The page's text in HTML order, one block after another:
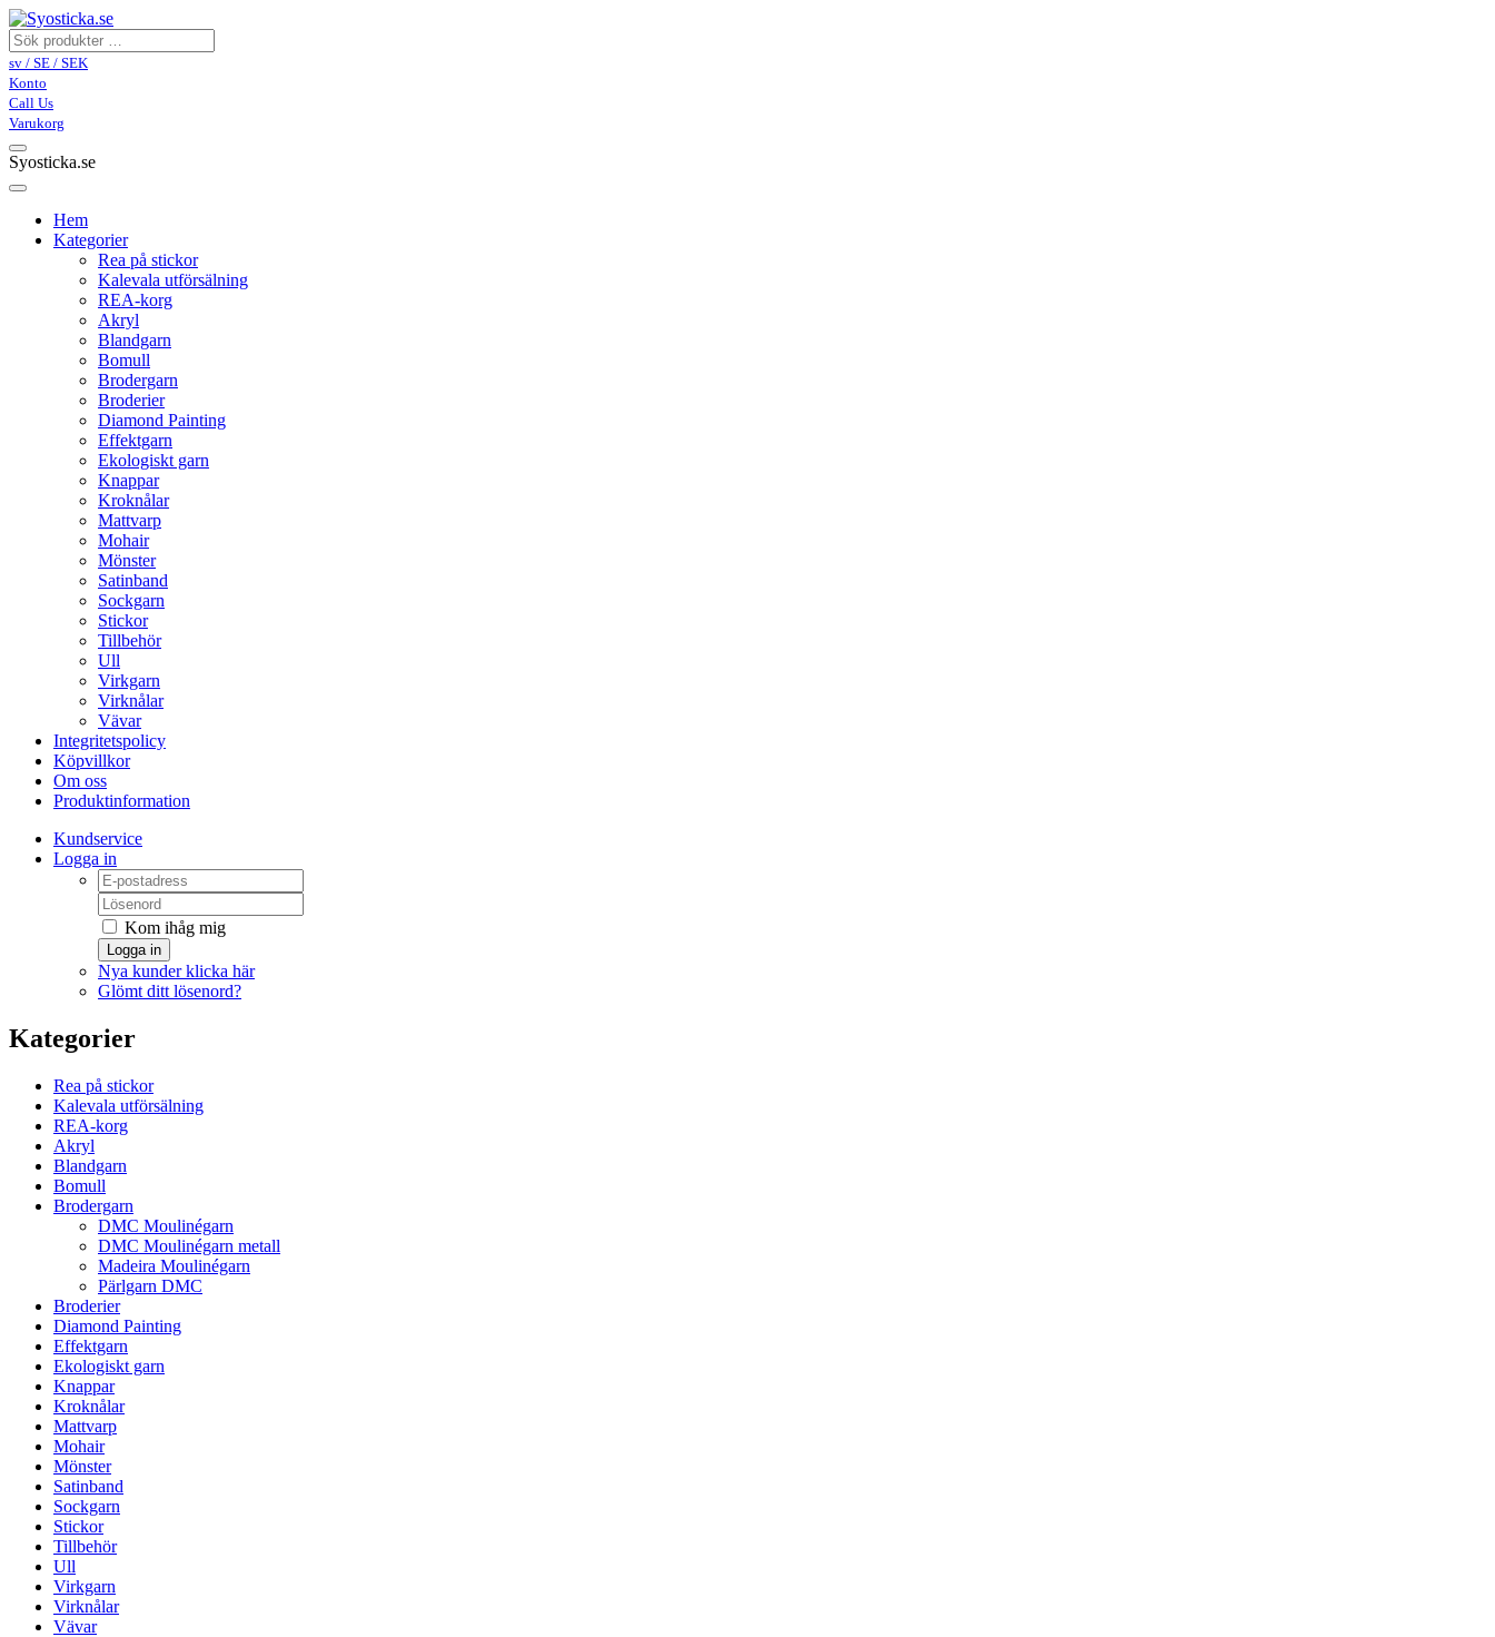
sv / SE / SEK
Konto
Call Us
Varukorg
Syosticka.se
Hem
Kategorier
Rea på stickor
Kalevala utförsälning
REA-korg
Akryl
Blandgarn
Bomull
Brodergarn
Broderier
Diamond Painting
Effektgarn
Ekologiskt garn
Knappar
Kroknålar
Mattvarp
Mohair
Mönster
Satinband
Sockgarn
Stickor
Tillbehör
Ull
Virkgarn
Virknålar
Vävar
Integritetspolicy
Köpvillkor
Om oss
Produktinformation
Kundservice
Logga in
Kom ihåg mig
Logga in
Nya kunder klicka här
Glömt ditt lösenord?
Kategorier
Rea på stickor
Kalevala utförsälning
REA-korg
Akryl
Blandgarn
Bomull
Brodergarn
DMC Moulinégarn
DMC Moulinégarn metall
Madeira Moulinégarn
Pärlgarn DMC
Broderier
Diamond Painting
Effektgarn
Ekologiskt garn
Knappar
Kroknålar
Mattvarp
Mohair
Mönster
Satinband
Sockgarn
Stickor
Tillbehör
Ull
Virkgarn
Virknålar
Vävar